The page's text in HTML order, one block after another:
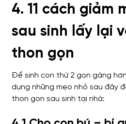
4. 11 cách giảm
sau sinh lấy lại
thon gọn
Để sinh con thứ 2 gọn gàng
dụng những mẹo nhỏ sau đây
thon gọn sau sinh tại nhà: